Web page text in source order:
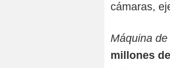
cámaras,
Máquina
millones